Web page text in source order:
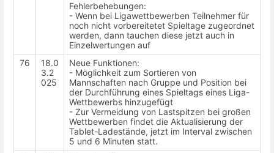
Fehlerbehebungen:
- Wenn bei Ligawettbewerben Teilnehmer für
noch nicht vorbereitetet Spieltage zugeordnet
werden, dann tauchen diese jetzt auch in
Einzelwertungen auf
76
18.0
3.2
025
Neue Funktionen:
- Möglichkeit zum Sortieren von
Mannschaften nach Gruppe und Position bei
der Durchführung eines Spieltags eines Liga-
Wettbewerbs hinzugefügt
- Zur Vermeidung von Lastspitzen bei großen
Wettbewerben findet die Aktualisierung der
Tablet-Ladestände, jetzt im Interval zwischen
5 und 6 Minuten statt.